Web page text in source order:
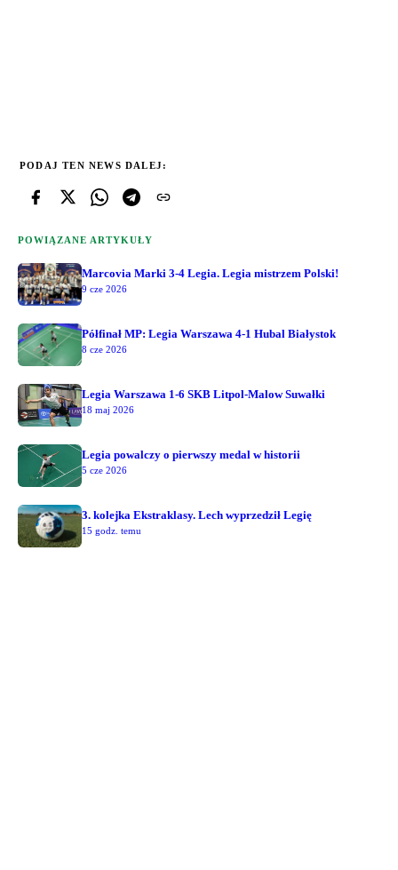
PODAJ TEN NEWS DALEJ:
POWIĄZANE ARTYKUŁY
Marcovia Marki 3-4 Legia. Legia mistrzem Polski!
9 cze 2026
Półfinał MP: Legia Warszawa 4-1 Hubal Białystok
8 cze 2026
Legia Warszawa 1-6 SKB Litpol-Malow Suwałki
18 maj 2026
Legia powalczy o pierwszy medal w historii
5 cze 2026
3. kolejka Ekstraklasy. Lech wyprzedził Legię
15 godz. temu